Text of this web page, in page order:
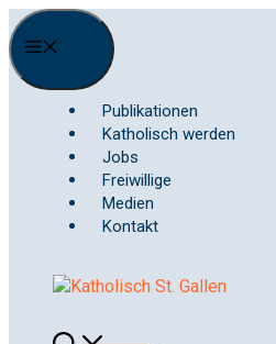
Springe
zum
Inhalt
Publikationen
Katholisch werden
Jobs
Freiwillige
Medien
Kontakt